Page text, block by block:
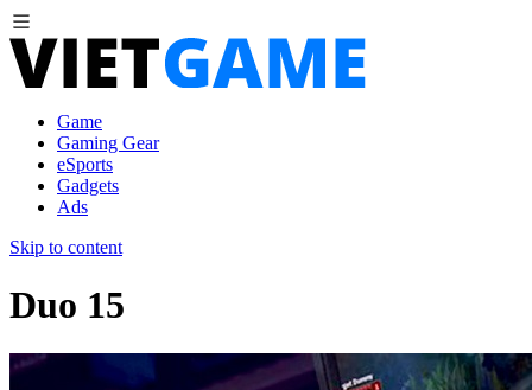
Game
Gaming Gear
eSports
Gadgets
Ads
Skip to content
Duo 15